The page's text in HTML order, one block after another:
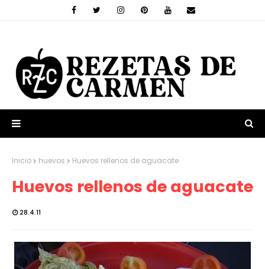
Inicio huevos Huevos rellenos de aguacate
Huevos rellenos de aguacate
28.4.11